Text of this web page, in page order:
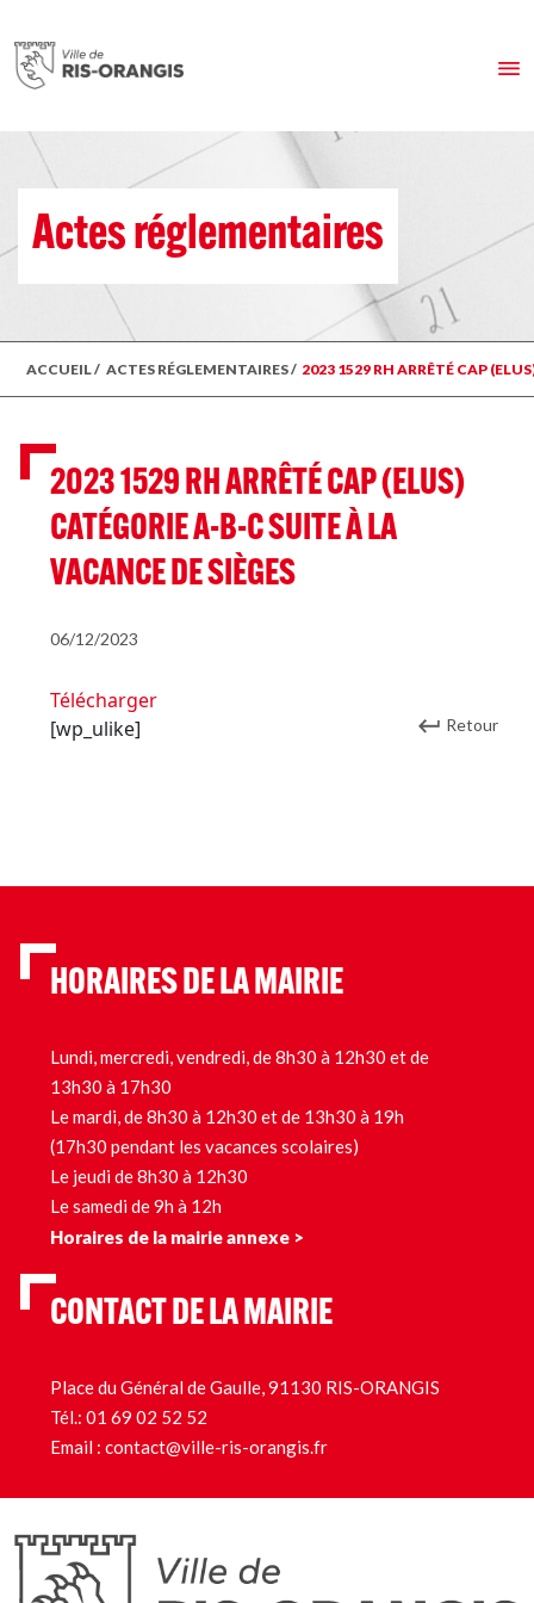
Actes réglementaires
ACCUEIL/ ACTES RÉGLEMENTAIRES/ 2023 1529 RH ARRÊTÉ CAP
2023 1529 RH ARRÊTÉ CAP (ELUS)
CATÉGORIE A-B-C SUITE À LA
VACANCE DE SIÈGES
06/12/2023
Télécharger
[wp_ulike]
Retour
HORAIRES DE LA MAIRIE
Lundi, mercredi, vendredi, de 8h30 à 12h30 et de
13h30 à 17h30
Le mardi, de 8h30 à 12h30 et de 13h30 à 19h
(17h30 pendant les vacances scolaires)
Le jeudi de 8h30 à 12h30
Le samedi de 9h à 12h
Horaires de la mairie annexe >
CONTACT DE LA MAIRIE
Place du Général de Gaulle, 91130 RIS-ORANGIS
Tél.: 01 69 02 52 52
Email : contact@ville-ris-orangis.fr